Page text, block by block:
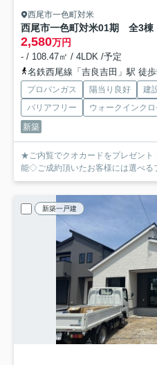
西尾市一色町対米
西尾市一色町対米01期 全3棟
2,580万円
- / 108.47㎡ / 4LDK /予定
名鉄西尾線「吉良吉田」駅 徒
プロパンガス 陽当り良好
建
バリアフリー
ウォークインクロ
新築
★ご内覧でクオカードをプレゼン
能◇ご成約頂いたお客様には選べ
新築一戸建